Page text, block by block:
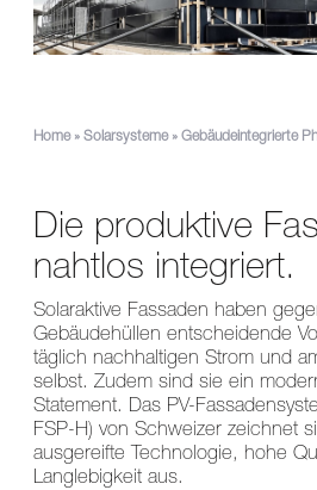
Home» Solarsysteme» Gebäudeintegrierte
Die produktive
nahtlos integriert.
Solaraktive Fassaden haben
Gebäudehüllen entscheidende
täglich nachhaltigen Strom und
selbst. Zudem sind sie ein
Statement. Das PV-
FSP-H) von Schweizer zeichnet
ausgereifte Technologie, hohe
Langlebigkeit aus.